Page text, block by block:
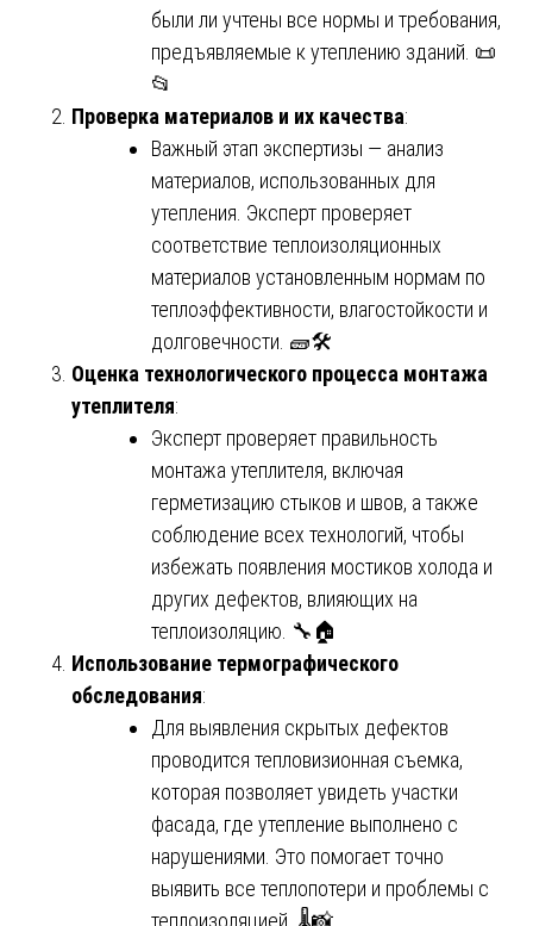
были ли учтены все нормы и требования,
предъявляемые к утеплению зданий. 📜
📂
Проверка материалов и их качества:
Важный этап экспертизы — анализ
материалов, использованных для
утепления. Эксперт проверяет
соответствие теплоизоляционных
материалов установленным нормам по
теплоэффективности, влагостойкости и
долговечности. 🧱🛠️
Оценка технологического процесса монтажа
утеплителя:
Эксперт проверяет правильность
монтажа утеплителя, включая
герметизацию стыков и швов, а также
соблюдение всех технологий, чтобы
избежать появления мостиков холода и
других дефектов, влияющих на
теплоизоляцию. 🔧🏠
Использование термографического
обследования:
Для выявления скрытых дефектов
проводится тепловизионная съемка,
которая позволяет увидеть участки
фасада, где утепление выполнено с
нарушениями. Это помогает точно
выявить все теплопотери и проблемы с
теплоизоляцией. 🌡️📸